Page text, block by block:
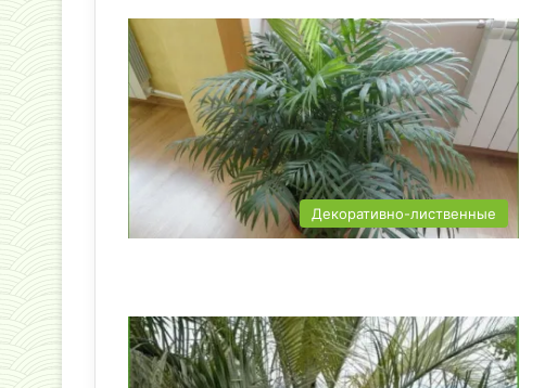
Декоративно-лиственные